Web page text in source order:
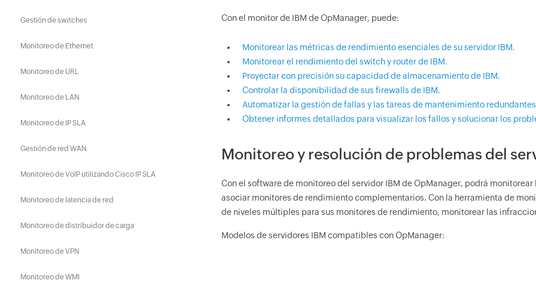
Gestión de switches
Monitoreo de Ethernet
Monitoreo de URL
Monitoreo de LAN
Monitoreo de IP SLA
Gestión de red WAN
Monitoreo de VoIP utilizando Cisco IP SLA
Monitoreo de latencia de red
Monitoreo de distribuidor de carga
Monitoreo de VPN
Monitoreo de WMI
Con el monitor de IBM de OpManager, puede:
Monitorear las métricas de rendimiento esenciales de su servidor IBM.
Monitorear el rendimiento del switch y router de IBM.
Proyectar con precisión su capacidad de almacenamiento de IBM.
Controlar la disponibilidad de sus firewalls de IBM.
Automatizar la gestión de fallas y las tareas de mantenimiento
Obtener informes detallados para visualizar los fallos y solucionar los
Monitoreo y resolución de problemas del
Con el software de monitoreo del servidor IBM de OpManager, podrá
asociar monitores de rendimiento complementarios. Con la herramienta de
de niveles múltiples para sus monitores de rendimiento, monitorear las
Modelos de servidores IBM compatibles con OpManager: